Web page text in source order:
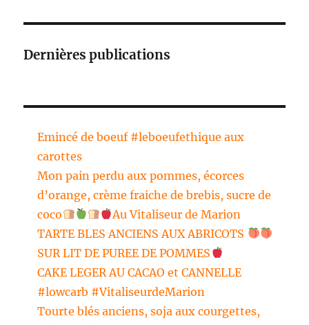
Dernières publications
Emincé de boeuf #leboeufethique aux
carottes
Mon pain perdu aux pommes, écorces
d’orange, crème fraiche de brebis, sucre de
coco
Au Vitaliseur de Marion
TARTE BLES ANCIENS AUX ABRICOTS
SUR LIT DE PUREE DE POMMES
CAKE LEGER AU CACAO et CANNELLE
#lowcarb #VitaliseurdeMarion
Tourte blés anciens, soja aux courgettes,